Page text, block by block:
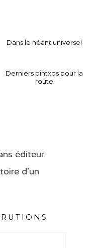
Dans le néant universel
Derniers pintxos pour la
route
éditeur.
d’un